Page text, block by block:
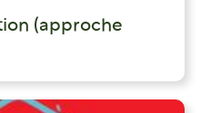
(approche